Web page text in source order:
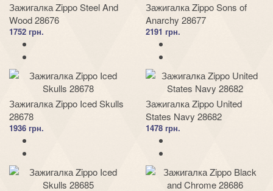
Зажигалка Zippo Steel And
Wood 28676
1752 грн.
Зажигалка Zippo Sons of
Anarchy 28677
2191 грн.
Зажигалка Zippo Iced Skulls
28678
1936 грн.
Зажигалка Zippo United
States Navy 28682
1478 грн.